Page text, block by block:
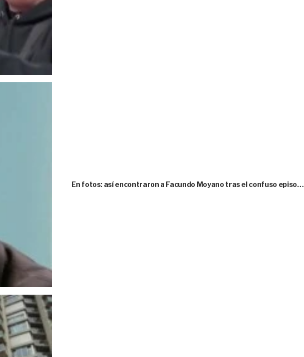
En fotos: así encontraron a Facundo Moyano tras el confuso episo…